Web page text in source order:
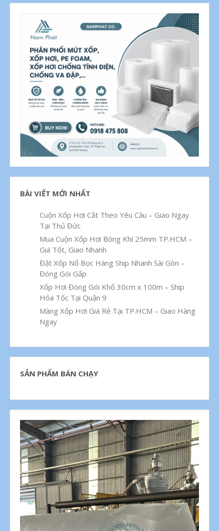
BÀI VIẾT MỚI NHẤT
Cuộn Xốp Hơi Cắt Theo Yêu Cầu – Giao Ngay
Tại Thủ Đức
Mua Cuộn Xốp Hơi Bóng Khí 25mm TP.HCM –
Giá Tốt, Giao Nhanh
Đặt Xốp Nổ Bọc Hàng Ship Nhanh Sài Gòn –
Đóng Gói Gấp
Xốp Hơi Đóng Gói Khổ 30cm x 100m – Ship
Hỏa Tốc Tại Quận 9
Màng Xốp Hơi Giá Rẻ Tại TP.HCM – Giao Hàng
Ngay
SẢN PHẨM BÁN CHẠY